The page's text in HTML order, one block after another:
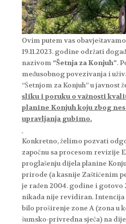
Ovim putem vas
19.11.2023. godine održati
nazivom “Šetnja za Konjuh”.
međusobnog povezivanja i
“Šetnjom za Konjuh” u javnost
sliku i poruku o važnosti
planine Konjuh koju zbog
upravljanja gubimo.
Konkretno, želimo pozvati
započnu sa procesom revizije
proglašenju dijela planine
prirode (a kasnije Zaštićenim
je rađen 2004. godine i gotovo
nikada nije revidiran.
bilo proširenje zone A (zona u
šumsko-privredna sječa) na